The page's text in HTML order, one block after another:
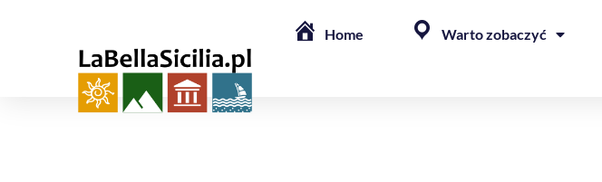
Home Warto zobaczyć